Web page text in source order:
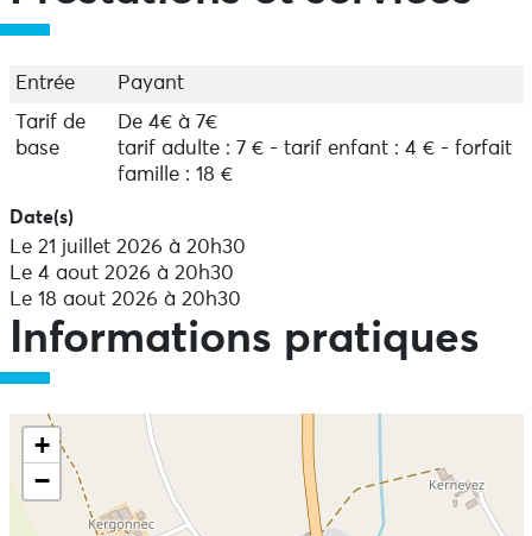
Entrée
Payant
Tarif de
base
De 4€ à 7€
tarif adulte : 7 € - tarif enfant : 4 € - forfait
famille : 18 €
Date(s)
Le 21 juillet 2026 à 20h30
Le 4 aout 2026 à 20h30
Le 18 aout 2026 à 20h30
Informations pratiques
+
−